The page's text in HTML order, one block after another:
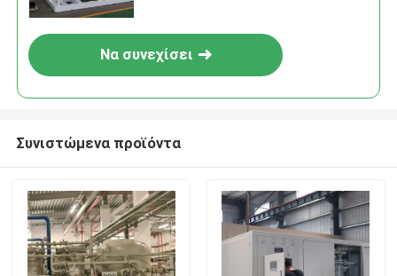
Να συνεχίσει
Συνιστώμενα προϊόντα